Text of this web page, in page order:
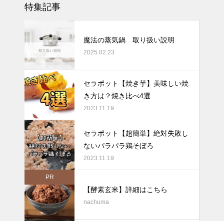
特集記事
魔法の蒸気鍋 取り扱い説明
2025.02.23
セラポット【焼き芋】美味しい焼
き方は？焼き比べ4選
2023.11.19
セラポット【超簡単】絶対失敗し
ないパラパラ鶏そぼろ
2023.11.19
PR
【酵素玄米】詳細はこちら
nachuma